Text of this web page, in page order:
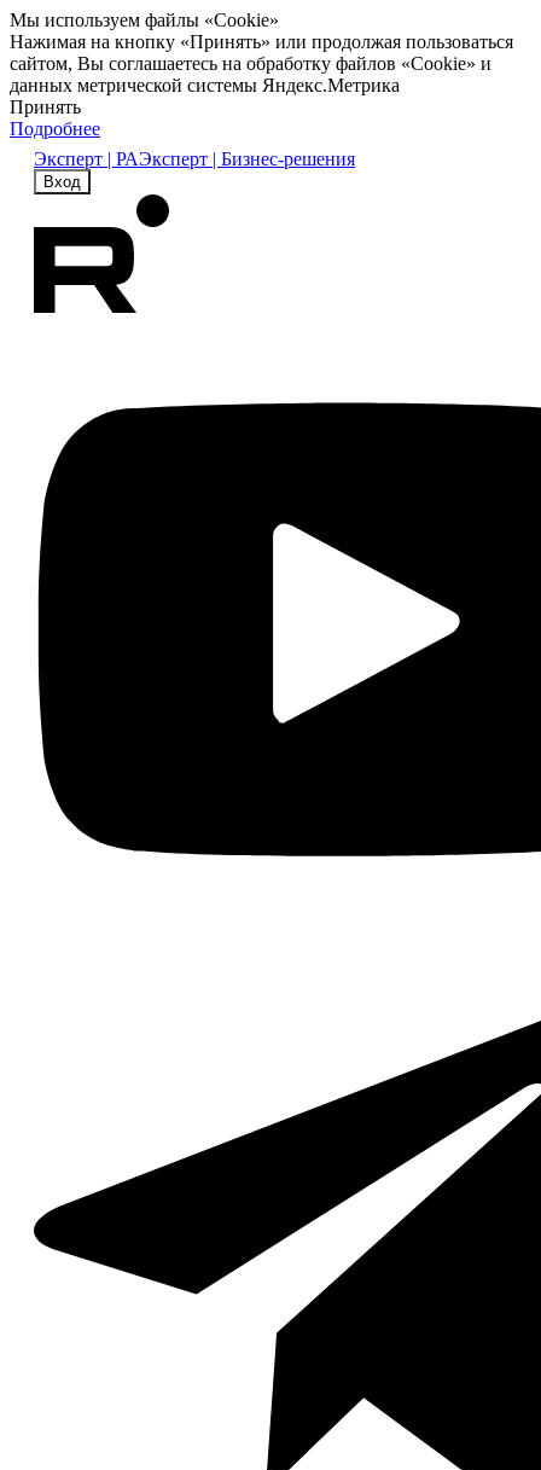
Мы используем файлы «Cookie»
Нажимая на кнопку «Принять» или продолжая пользоваться
сайтом, Вы соглашаетесь на обработку файлов «Cookie» и
данных метрической системы Яндекс.Метрика
Принять
Подробнее
Эксперт | РАЭксперт | Бизнес-решения
Вход